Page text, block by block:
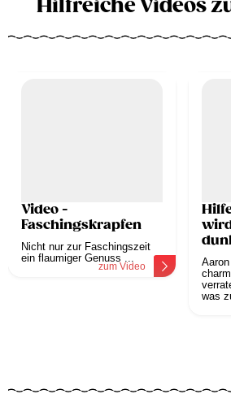
Hilfreiche Videos
Video -
Faschingskrapfen
Nicht nur zur Faschingszeit
ein flaumiger Genuss ...
zum Video
was